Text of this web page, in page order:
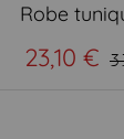
Robe
23,10 €